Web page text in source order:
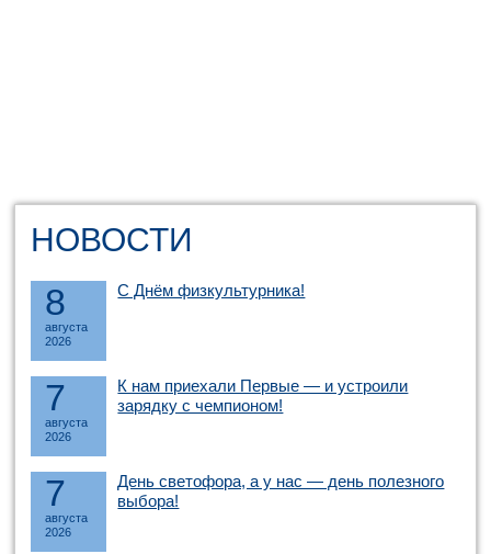
НОВОСТИ
8
августа
2026
С Днём физкультурника!
7
августа
2026
К нам приехали Первые — и устроили
зарядку с чемпионом!
7
августа
2026
День светофора, а у нас — день полезного
выбора!